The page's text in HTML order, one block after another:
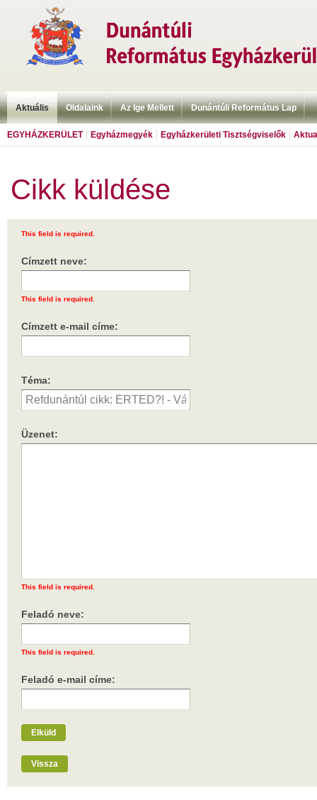
Aktuális Oldalaink Az Ige Mellett Dunántúli Református Lap
EGYHÁZKERÜLET Egyházmegyék Egyházkerületi Tisztségviselők
Cikk küldése
This field is required.
Címzett neve:
This field is required.
Címzett e-mail címe:
Téma:
Üzenet:
This field is required.
Feladó neve:
This field is required.
Feladó e-mail címe:
Elküld
Vissza